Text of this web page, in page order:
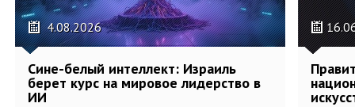
4.08.2026
Сине-белый интеллект: Израиль
берет курс на мировое лидерство в
ИИ